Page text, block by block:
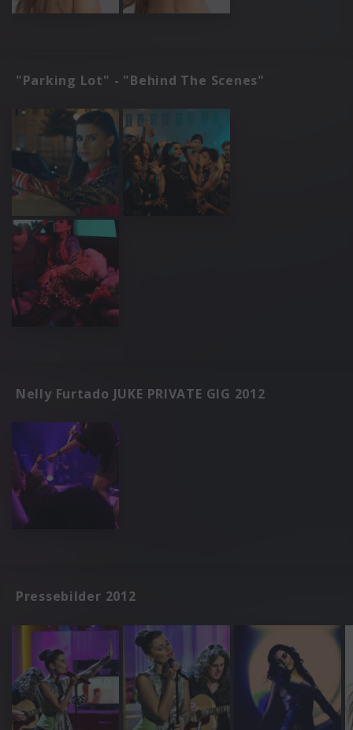
"Parking Lot" - "Behind The Scenes"
Nelly Furtado JUKE PRIVATE GIG 2012
Pressebilder 2012